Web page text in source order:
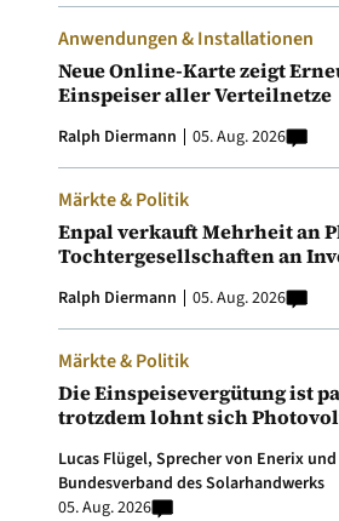
Anwendungen & Installationen
Neue Online-Karte zeigt
Einspeiser aller Verteilnetze
Ralph Diermann 05. Aug. 2026
Märkte & Politik
Enpal verkauft Mehrheit an
Tochtergesellschaften an
Ralph Diermann 05. Aug. 2026
Märkte & Politik
Die Einspeisevergütung ist
trotzdem lohnt sich
Lucas Flügel, Sprecher von Enerix
Bundesverband des Solarhandwerks
05. Aug. 2026